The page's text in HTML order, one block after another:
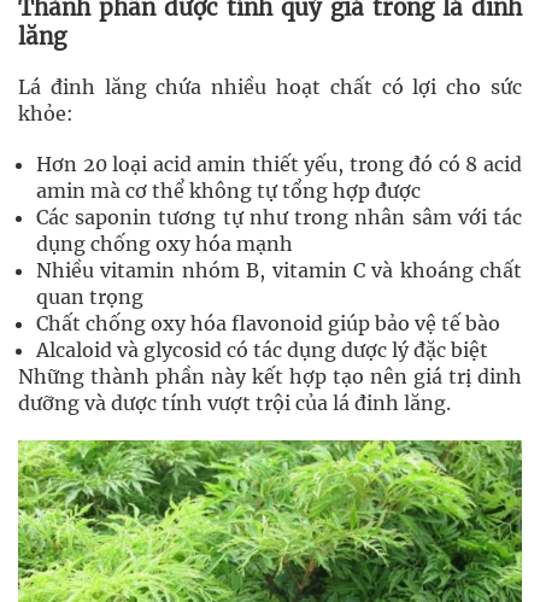
Thành phần dược tính quý giá trong lá đinh
lăng
Lá đinh lăng chứa nhiều hoạt chất có lợi cho sức
khỏe:
Hơn 20 loại acid amin thiết yếu, trong đó có 8 acid
amin mà cơ thể không tự tổng hợp được
Các saponin tương tự như trong nhân sâm với tác
dụng chống oxy hóa mạnh
Nhiều vitamin nhóm B, vitamin C và khoáng chất
quan trọng
Chất chống oxy hóa flavonoid giúp bảo vệ tế bào
Alcaloid và glycosid có tác dụng dược lý đặc biệt
Những thành phần này kết hợp tạo nên giá trị dinh
dưỡng và dược tính vượt trội của lá đinh lăng.